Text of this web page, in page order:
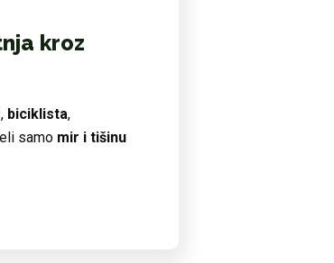
kroz
, biciklista,
samo mir i tišinu